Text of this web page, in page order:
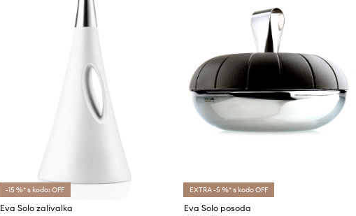
-15 %* s kodo: OFF
Eva Solo zalivalka
EXTRA -5 %* s kodo OFF
Eva Solo posoda